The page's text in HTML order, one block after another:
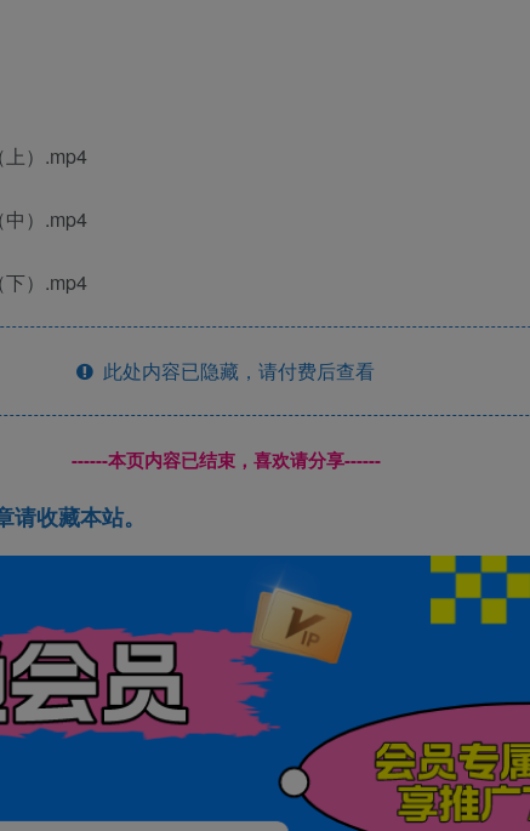
）.mp4
）.mp4
）.mp4
此处内容已隐藏，请付费后查看
------本页内容已结束，喜欢请分享------
收藏本站。